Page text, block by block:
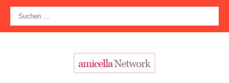
Zum
Inhalt
springen
nach: